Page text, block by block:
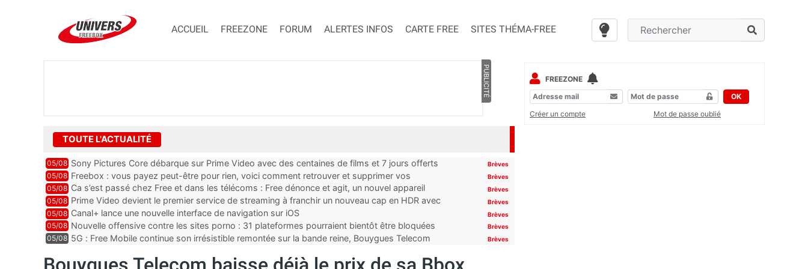
ACCUEIL FREEZONE FORUM ALERTES INFOS CARTE FREE SITES THÉMA-FREE
PUBLICITÉ
TOUTE L'ACTUALITÉ
05/08 Sony Pictures Core débarque sur Prime Video avec des centaines de films et 7 jours offerts Brèves
05/08 Freebox : vous payez peut-être pour rien, voici comment retrouver et supprimer vos
abonnements TV oubliés
Brèves
05/08 Ca s’est passé chez Free et dans les télécoms : Free dénonce et agit, un nouvel appareil
pointe le bout de...
Brèves
05/08 Prime Video devient le premier service de streaming à franchir un nouveau cap en HDR avec
ce lancement
Brèves
05/08 Canal+ lance une nouvelle interface de navigation sur iOS Brèves
05/08 Nouvelle offensive contre les sites porno : 31 plateformes pourraient bientôt être bloquées
par Orange, Free, SF...
Brèves
05/08 5G : Free Mobile continue son irrésistible remontée sur la bande reine, Bouygues Telecom
Brèves
FREEZONE
OK
Créer un compte
Mot de passe oublié